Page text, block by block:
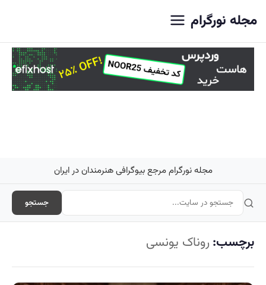
مجله نورگرام
مجله نورگرام مرجع بیوگرافی هنرمندان در ایران
جستجو
برچسب: روناک یونسی